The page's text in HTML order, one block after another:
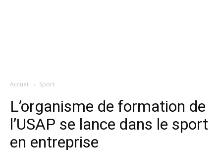
Accueil Sport
L’organisme de formation de
l’USAP se lance dans le sport
en entreprise